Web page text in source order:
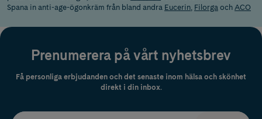
Spana in anti-age-ögonkräm från bland andra Eucerin Filorga och ACO
Prenumerera på vårt nyhetsbrev
Få personliga erbjudanden och det senaste inom hälsa och skönhet
direkt i din inbox.